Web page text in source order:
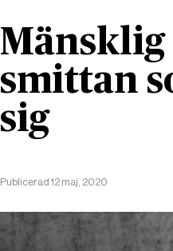
smittan
sig
Publicerad 12 maj, 2020